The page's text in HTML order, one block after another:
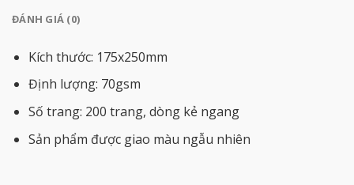
ĐÁNH GIÁ (0)
Kích thước: 175x250mm
Định lượng: 70gsm
Số trang: 200 trang, dòng kẻ ngang
Sản phẩm được giao màu ngẫu nhiên